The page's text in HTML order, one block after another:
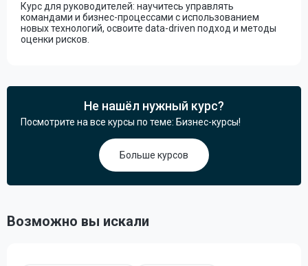
Курс для руководителей: научитесь управлять
командами и бизнес-процессами с использованием
новых технологий, освоите data-driven подход и методы
оценки рисков.
Не нашёл нужный курс?
Посмотрите на все курсы по теме: Бизнес-курсы!
Больше курсов
Возможно вы искали